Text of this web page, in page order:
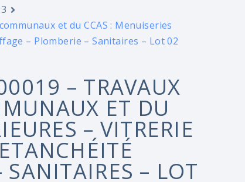
et du CCAS : Menuiseries
– Plomberie – Sanitaires – Lot 02
– TRAVAUX
ET DU
– VITRERIE
– LOT